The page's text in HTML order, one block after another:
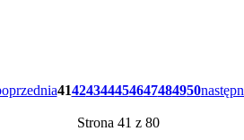
41424344454647484950
Strona 41 z 80